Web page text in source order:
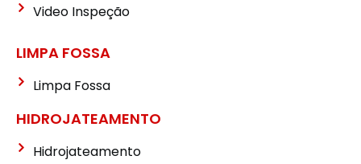
Video Inspeção
LIMPA FOSSA
Limpa Fossa
HIDROJATEAMENTO
Hidrojateamento